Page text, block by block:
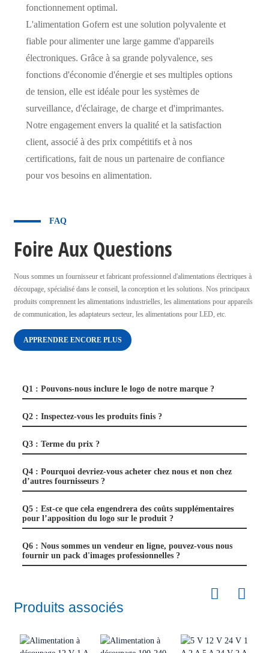
fonctionnement optimal.
L'alimentation Gofern est une solution polyvalente et
fiable pour alimenter une large gamme d'appareils
électroniques. Grâce à sa grande polyvalence, ses
fonctions d'économie d'énergie et ses multiples options
de tension, elle est idéale pour les systèmes de
surveillance, d'éclairage, de charge et d'imprimantes.
Notre engagement envers la qualité et la satisfaction
client, associé à des prix compétitifs et à nos
certifications, fait de nous un partenaire de confiance
pour vos besoins en alimentation.
FAQ
Foire Aux Questions
Nous sommes un fournisseur et fabricant professionnel d'alimentations électriques à
découpage, spécialisé dans le conseil, la conception et les solutions. Nos principaux
produits comprennent les alimentations industrielles, les alimentations pour appareils
de communication, les adaptateurs secteur, les alimentations pour LED, etc.
APPRENDRE ENCORE PLUS
Q1 : Pouvons-nous inclure le logo de notre marque ?
Q2 : Inspectez-vous les produits finis ?
Q3 : Terme du prix ?
Q4 : Pourquoi devriez-vous acheter chez nous et non chez
d’autres fournisseurs ?
Q5 : Est-ce que cela engendrera des coûts supplémentaires
pour l’apposition du logo sur le produit ?
Q6 : Nous sommes un vendeur en ligne, pouvez-vous nous
fournir un pack d'images professionnelles ?
Produits associés